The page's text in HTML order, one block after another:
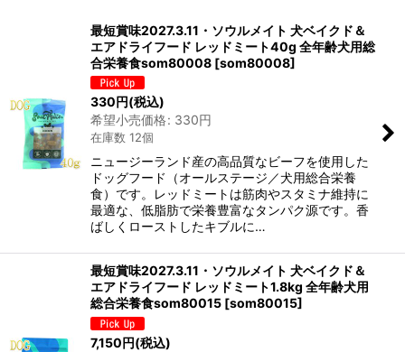
最短賞味2027.3.11・ソウルメイト 犬ベイクド＆
エアドライフード レッドミート40g 全年齢犬用総
合栄養食som80008 [som80008]
330 円(税込)
希望小売価格: 330円
在庫数 12個
ニュージーランド産の高品質なビーフを使用した
ドッグフード（オールステージ／犬用総合栄養
食）です。レッドミートは筋肉やスタミナ維持に
最適な、低脂肪で栄養豊富なタンパク源です。香
ばしくローストしたキブルに…
最短賞味2027.3.11・ソウルメイト 犬ベイクド＆
エアドライフード レッドミート1.8kg 全年齢犬用
総合栄養食som80015 [som80015]
7,150円(税込)